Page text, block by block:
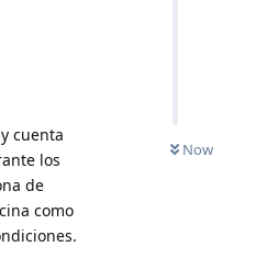
Now
cuenta
los
de
como